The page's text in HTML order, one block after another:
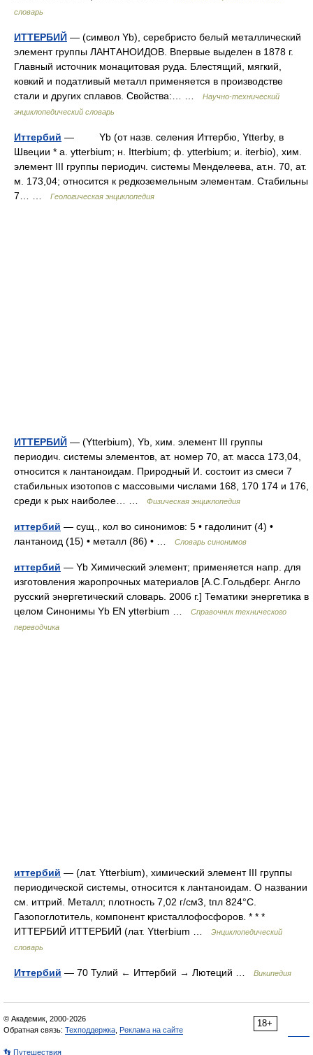
словарь
ИТТЕРБИЙ — (символ Yb), серебристо белый металлический
элемент группы ЛАНТАНОИДОВ. Впервые выделен в 1878 г.
Главный источник монацитовая руда. Блестящий, мягкий,
ковкий и податливый металл применяется в производстве
стали и других сплавов. Свойства:… …
Научно-технический
энциклопедический словарь
Иттербий — Yb (от назв. селения Иттербю, Ytterby, в
Швеции * a. ytterbium; н. Itterbium; ф. ytterbium; и. iterbio), хим.
элемент III группы периодич. системы Mенделеева, ат.н. 70, ат.
м. 173,04; относится к редкоземельным элементам. Cтабильны
7… …
Геологическая энциклопедия
ИТТЕРБИЙ — (Ytterbium), Yb, хим. элемент III группы
периодич. системы элементов, ат. номер 70, ат. масса 173,04,
относится к лантаноидам. Природный И. состоит из смеси 7
стабильных изотопов с массовыми числами 168, 170 174 и 176,
среди к рых наиболее… …
Физическая энциклопедия
иттербий — сущ., кол во синонимов: 5 • гадолинит (4) •
лантаноид (15) • металл (86) • …
Словарь синонимов
иттербий — Yb Химический элемент; применяется напр. для
изготовления жаропрочных материалов [А.С.Гольдберг. Англо
русский энергетический словарь. 2006 г.] Тематики энергетика в
целом Синонимы Yb EN ytterbium …
Справочник технического
переводчика
иттербий — (лат. Ytterbium), химический элемент III группы
периодической системы, относится к лантаноидам. О названии
см. иттрий. Металл; плотность 7,02 г/см3, tпл 824°C.
Газопоглотитель, компонент кристаллофосфоров. * * *
ИТТЕРБИЙ ИТТЕРБИЙ (лат. Ytterbium …
Энциклопедический
словарь
Иттербий — 70 Тулий ← Иттербий → Лютеций … Википедия
18+
© Академик, 2000-2026
Обратная связь: Техподдержка Реклама на сайте
👣 Путешествия